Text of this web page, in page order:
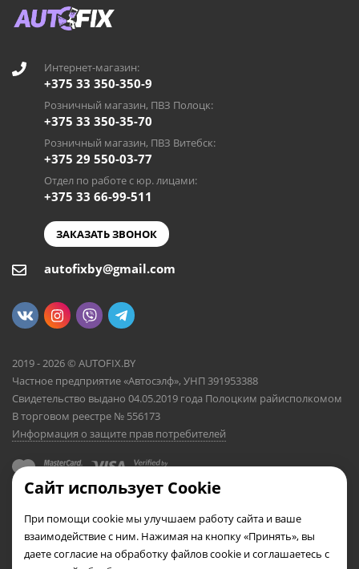
Интернет-магазин:
+375 33 350-350-9
Розничный магазин, ПВЗ Полоцк:
+375 33 350-35-70
Розничный магазин, ПВЗ Витебск:
+375 29 550-03-77
Отдел по работе с юр. лицами:
+375 33 66-99-511
ЗАКАЗАТЬ ЗВОНОК
autofixby@gmail.com
2019 - 2026 © AUTOFIX.BY
Частное предприятие «Автосэлф», УНП 391953388
Свидетельство выдано 04.05.2019 года Полоцким райисполкомом
В торговом реестре № 556173
Информация о защите прав потребителей
Сайт использует Cookie
При помощи cookie мы улучшаем работу сайта и ваше
взаимодействие с ним. Нажимая на кнопку «Принять», вы
даете согласие на обработку файлов cookie и соглашаетесь с